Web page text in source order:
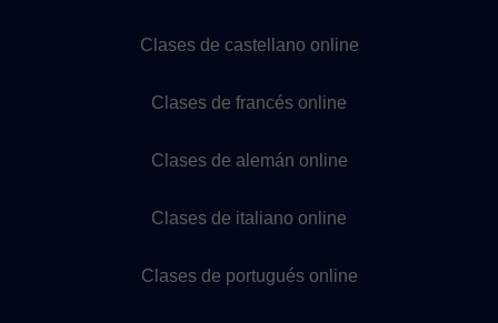
Clases de castellano online
Clases de francés online
Clases de alemán online
Clases de italiano online
Clases de portugués online